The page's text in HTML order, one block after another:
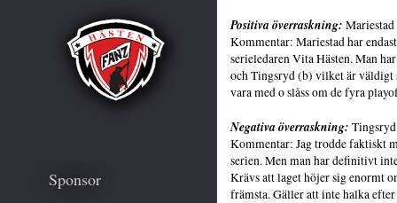
Positiva överraskning:
Kommentar: Mariestad har
serieledaren Vita Hästen. Man
och Tingsryd (b) vilket är väldigt
vara med o slåss om de fyra
Negativa överraskning:
Kommentar: Jag trodde faktiskt
serien. Men man har definitivt
Krävs att laget höjer sig enormt
främsta. Gäller att inte halka
Sponsor